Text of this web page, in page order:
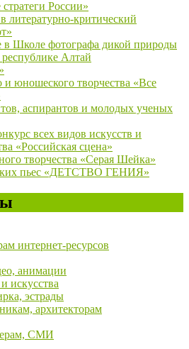
России»
литературно-критический
в Школе фотографа дикой природы
Алтай
и юношеского творчества «Все
аспирантов и молодых ученых
всех видов искусств и
«Российская сцена»
творчества «Серая Шейка»
пьес «ДЕТСТВО ГЕНИЯ»
интернет-ресурсов
анимации
искусства
эстрады
архитекторам
СМИ